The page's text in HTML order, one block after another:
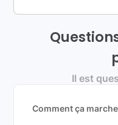
Il est
Comment ça